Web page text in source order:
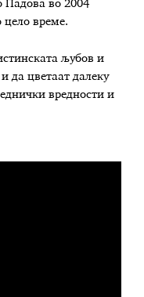
Падова во 2004
цело време.
љубов и
да цветаат далеку
вредности и